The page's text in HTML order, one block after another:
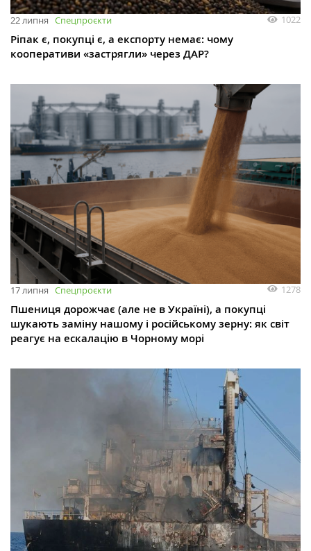
22 липня Спецпроєкти 1022
Ріпак є, покупці є, а експорту немає: чому
кооперативи «застрягли» через ДАР?
17 липня Спецпроєкти 1278
Пшениця дорожчає (але не в Україні), а покупці
шукають заміну нашому і російському зерну: як світ
реагує на ескалацію в Чорному морі